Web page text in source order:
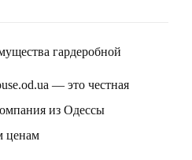
гардеробной
— это честная
из Одессы
ценам